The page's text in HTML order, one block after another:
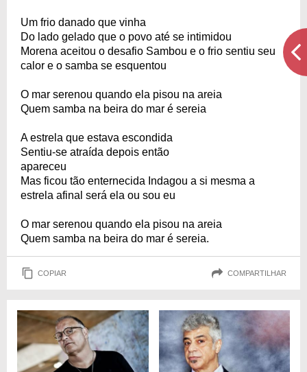
Um frio danado que vinha
Do lado gelado que o povo até se intimidou
Morena aceitou o desafio Sambou e o frio sentiu seu
calor e o samba se esquentou
O mar serenou quando ela pisou na areia
Quem samba na beira do mar é sereia
A estrela que estava escondida
Sentiu-se atraída depois então
apareceu
Mas ficou tão enternecida Indagou a si mesma a
estrela afinal será ela ou sou eu
O mar serenou quando ela pisou na areia
Quem samba na beira do mar é sereia.
COPIAR COMPARTILHAR